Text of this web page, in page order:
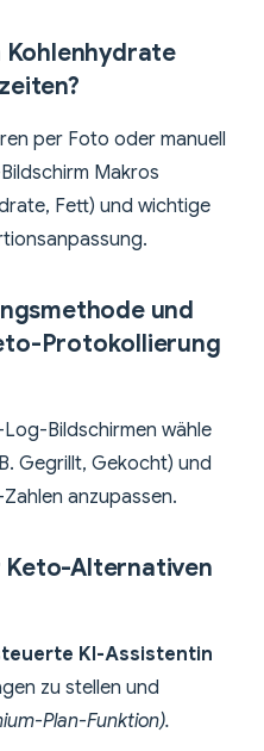
Kohlenhydrate
per Foto oder manuell
Makros
Fett) und wichtige
und
Protokollierung
Bildschirmen wähle
Gegrillt, Gekocht) und
anzupassen.
Keto-Alternativen
KI-Assistentin
zu stellen und
Plan-Funktion).